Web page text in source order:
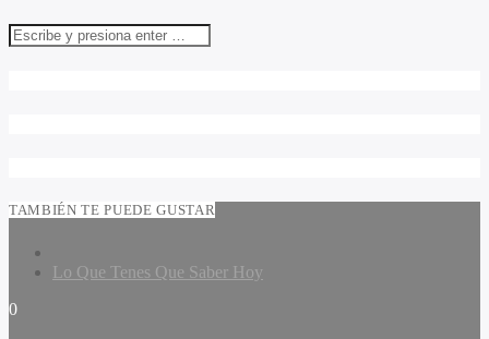
TAMBIÉN TE PUEDE GUSTAR
Lo Que Tenes Que Saber Hoy
0